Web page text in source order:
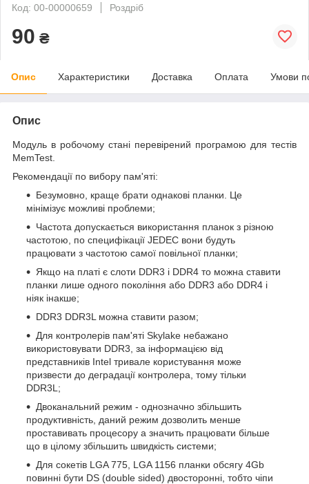
Код: 00-00000659
Роздріб
90 ₴
Опис Характеристики Доставка Оплата Умови
Опис
Модуль в робочому стані перевірений програмою для тестів
MemTest.
Рекомендації по вибору пам'яті:
Безумовно, краще брати однакові планки. Це
мінімізує можливі проблеми;
Частота допускається використання планок з різною
частотою, по специфікації JEDEC вони будуть
працювати з частотою самої повільної планки;
Якщо на платі є слоти DDR3 і DDR4 то можна ставити
планки лише одного покоління або DDR3 або DDR4 і
ніяк інакше;
DDR3 DDR3L можна ставити разом;
Для контролерів пам'яті Skylake небажано
використовувати DDR3, за інформацією від
представників Intel тривале користування може
призвести до деградації контролера, тому тільки
DDR3L;
Двоканальний режим - однозначно збільшить
продуктивність, даний режим дозволить менше
проставивать процесору а значить працювати більше
що в цілому збільшить швидкість системи;
Для сокетів LGA 775, LGA 1156 планки обсягу 4Gb
повинні бути DS (double sided) двосторонні, тобто чіпи